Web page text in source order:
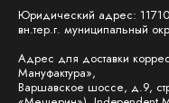
Юридический адрес:
вн.тер.г. муниципальный
Адрес для доставки
Мануфактура»,
Варшавское шоссе, д.9,